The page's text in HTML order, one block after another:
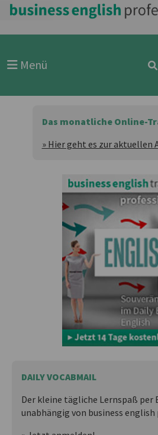
Menü
Das monatliche Online-
» Hier geht es zur aktuellen
DAILY VOCABMAIL
Der kleine tägliche Lernspaß per
unabhängig von business